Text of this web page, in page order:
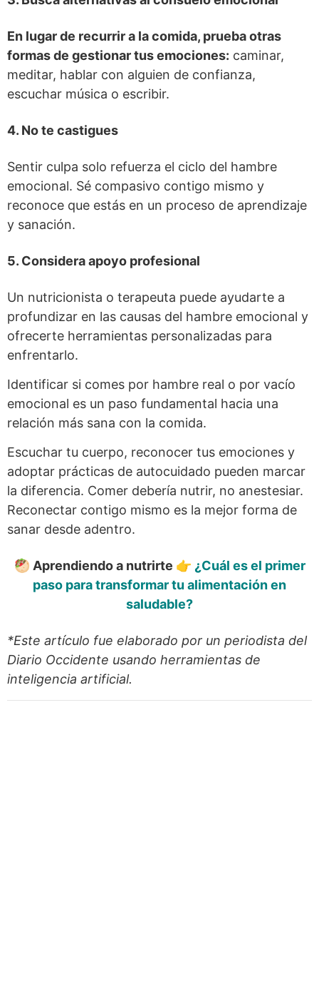
En lugar de recurrir a la comida, prueba otras
formas de gestionar tus emociones: caminar,
meditar, hablar con alguien de confianza,
escuchar música o escribir.
4. No te castigues
Sentir culpa solo refuerza el ciclo del hambre
emocional. Sé compasivo contigo mismo y
reconoce que estás en un proceso de aprendizaje
y sanación.
5. Considera apoyo profesional
Un nutricionista o terapeuta puede ayudarte a
profundizar en las causas del hambre emocional y
ofrecerte herramientas personalizadas para
enfrentarlo.
Identificar si comes por hambre real o por vacío
emocional es un paso fundamental hacia una
relación más sana con la comida.
Escuchar tu cuerpo, reconocer tus emociones y
adoptar prácticas de autocuidado pueden marcar
la diferencia. Comer debería nutrir, no anestesiar.
Reconectar contigo mismo es la mejor forma de
sanar desde adentro.
🥙 Aprendiendo a nutrirte 👉 ¿Cuál es el primer
paso para transformar tu alimentación en
saludable?
*Este artículo fue elaborado por un periodista del
Diario Occidente usando herramientas de
inteligencia artificial.